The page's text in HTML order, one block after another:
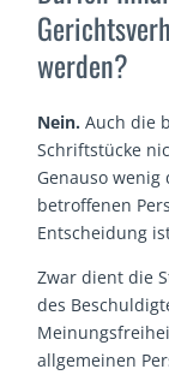
werden?
Nein. Auch die
Schriftstücke
Genauso
betroffenen
Entscheidung
Zwar dient die
des
allgemeinen